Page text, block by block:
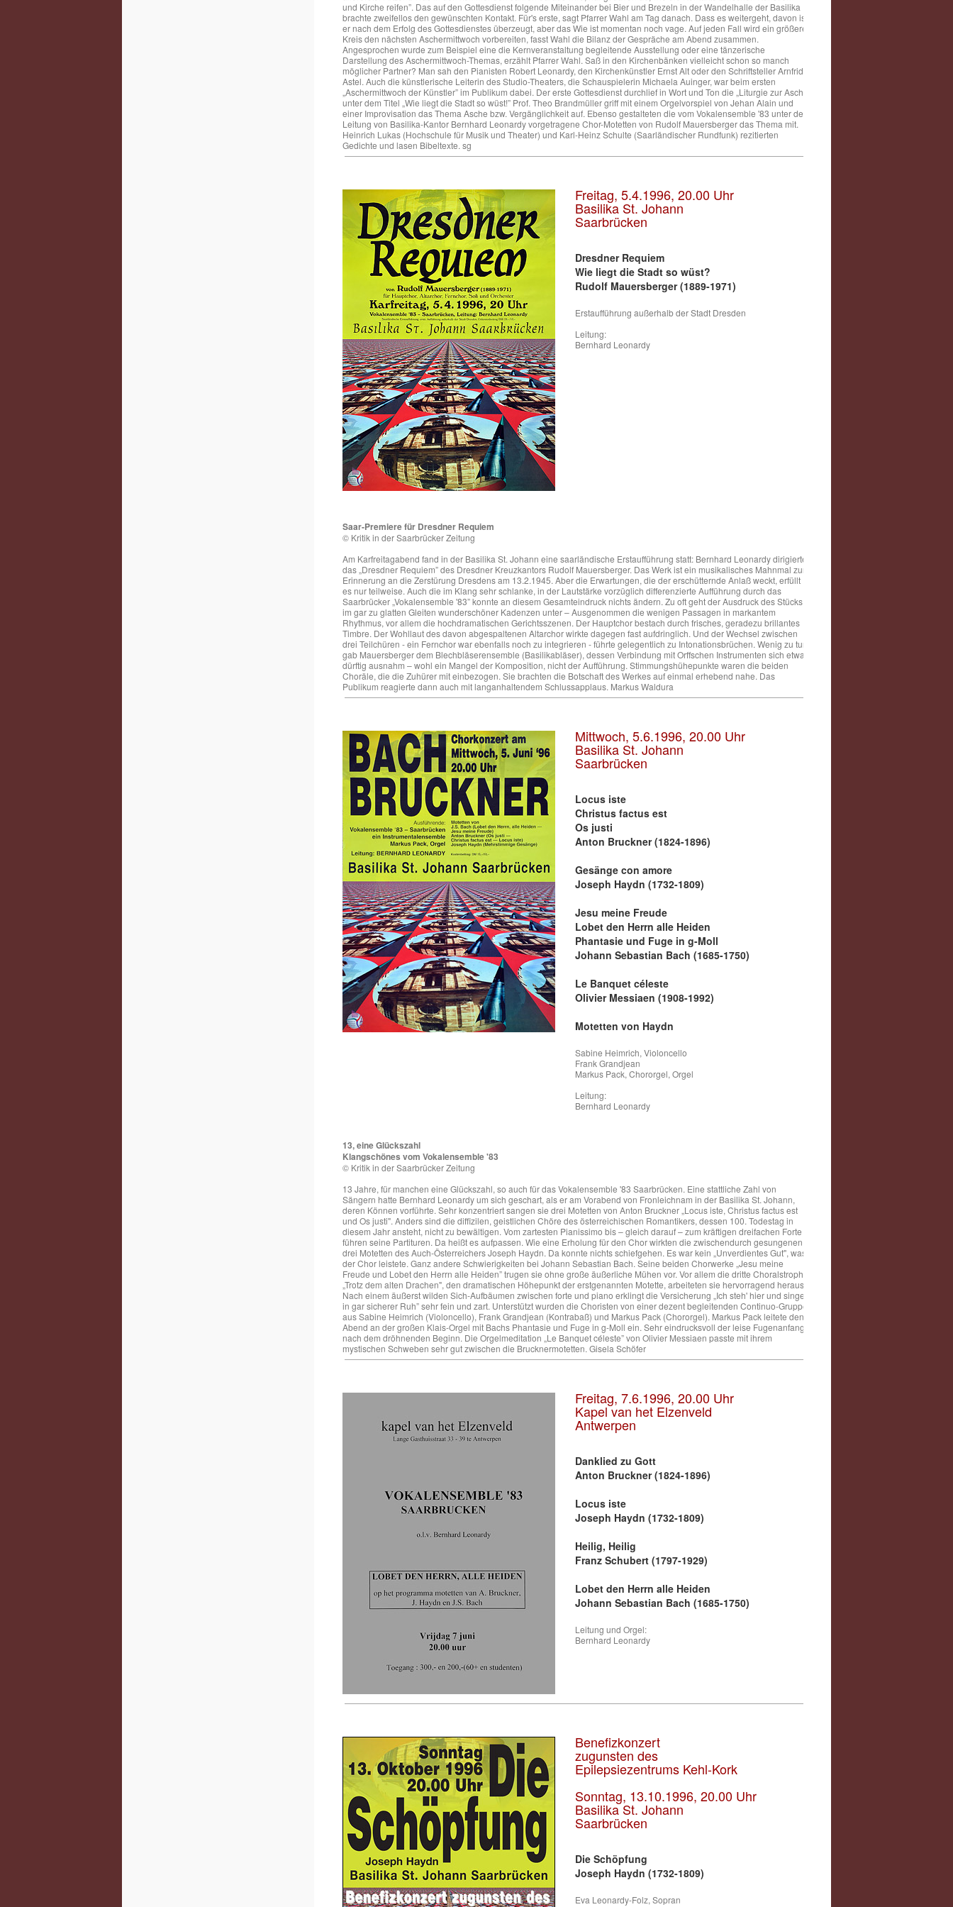
und Kirche reifen”. Das auf den Gottesdienst folgende Miteinander bei Bier und Brezeln in der Wandelhalle der Basilika
brachte zweifellos den gewünschten Kontakt. Für's erste, sagt Pfarrer Wahl am Tag danach. Dass es weitergeht, davon ist
er nach dem Erfolg des Gottesdienstes überzeugt, aber das Wie ist momentan noch vage. Auf jeden Fall wird ein größerer
Kreis den nächsten Aschermittwoch vorbereiten, fasst Wahl die Bilanz der Gespräche am Abend zusammen.
Angesprochen wurde zum Beispiel eine die Kernveranstaltung begleitende Ausstellung oder eine tänzerische
Darstellung des Aschermittwoch-Themas, erzählt Pfarrer Wahl. Saß in den Kirchenbänken vielleicht schon so manch
möglicher Partner? Man sah den Pianisten Robert Leonardy, den Kirchenkünstler Ernst Alt oder den Schriftsteller Arnfrid
Astel. Auch die künstlerische Leiterin des Studio-Theaters, die Schauspielerin Michaela Auinger, war beim ersten
„Aschermittwoch der Künstler” im Publikum dabei. Der erste Gottesdienst durchlief in Wort und Ton die „Liturgie zur Asche
unter dem Titel „Wie liegt die Stadt so wüst!” Prof. Theo Brandmüller griff mit einem Orgelvorspiel von Jehan Alain und
einer Improvisation das Thema Asche bzw. Vergänglichkeit auf. Ebenso gestalteten die vom Vokalensemble '83 unter der
Leitung von Basilika-Kantor Bernhard Leonardy vorgetragene Chor-Motetten von Rudolf Mauersberger das Thema mit.
Heinrich Lukas (Hochschule für Musik und Theater) und Karl-Heinz Schulte (Saarländischer Rundfunk) rezitierten
Gedichte und lasen Bibeltexte. sg
Freitag, 5.4.1996, 20.00 Uhr
Basilika St. Johann
Saarbrücken
Dresdner Requiem
Wie liegt die Stadt so wüst?
Rudolf Mauersberger (1889-1971)
Erstaufführung außerhalb der Stadt Dresden
Leitung:
Bernhard Leonardy
Saar-Premiere für Dresdner Requiem
© Kritik in der Saarbrücker Zeitung
Am Karfreitagabend fand in der Basilika St. Johann eine saarländische Erstaufführung statt: Bernhard Leonardy dirigierte
das „Dresdner Requiem” des Dresdner Kreuzkantors Rudolf Mauersberger. Das Werk ist ein musikalisches Mahnmal zur
Erinnerung an die Zerstürung Dresdens am 13.2.1945. Aber die Erwartungen, die der erschütternde Anlaß weckt, erfüllt
es nur teilweise. Auch die im Klang sehr schlanke, in der Lautstärke vorzüglich differenzierte Aufführung durch das
Saarbrücker „Vokalensemble '83” konnte an diesem Gesamteindruck nichts ändern. Zu oft geht der Ausdruck des Stücks
im gar zu glatten Gleiten wunderschöner Kadenzen unter – Ausgenommen die wenigen Passagen in markantem
Rhythmus, vor allem die hochdramatischen Gerichtsszenen. Der Hauptchor bestach durch frisches, geradezu brillantes
Timbre. Der Wohllaut des davon abgespaltenen Altarchor wirkte dagegen fast aufdringlich. Und der Wechsel zwischen
drei Teilchüren - ein Fernchor war ebenfalls noch zu integrieren - führte gelegentlich zu Intonationsbrüchen. Wenig zu tun
gab Mauersberger dem Blechbläserensemble (Basilikabläser), dessen Verbindung mit Orffschen Instrumenten sich etwas
dürftig ausnahm – wohl ein Mangel der Komposition, nicht der Aufführung. Stimmungshühepunkte waren die beiden
Choräle, die die Zuhürer mit einbezogen. Sie brachten die Botschaft des Werkes auf einmal erhebend nahe. Das
Publikum reagierte dann auch mit langanhaltendem Schlussapplaus. Markus Waldura
Mittwoch, 5.6.1996, 20.00 Uhr
Basilika St. Johann
Saarbrücken
Locus iste
Christus factus est
Os justi
Anton Bruckner (1824-1896)
Gesänge con amore
Joseph Haydn (1732-1809)
Jesu meine Freude
Lobet den Herrn alle Heiden
Phantasie und Fuge in g-Moll
Johann Sebastian Bach (1685-1750)
Le Banquet céleste
Olivier Messiaen (1908-1992)
Motetten von Haydn
Sabine Heimrich, Violoncello
Frank Grandjean
Markus Pack, Chororgel, Orgel
Leitung:
Bernhard Leonardy
13, eine Glückszahl
Klangschönes vom Vokalensemble '83
© Kritik in der Saarbrücker Zeitung
13 Jahre, für manchen eine Glückszahl, so auch für das Vokalensemble '83 Saarbrücken. Eine stattliche Zahl von
Sängern hatte Bernhard Leonardy um sich geschart, als er am Vorabend von Fronleichnam in der Basilika St. Johann,
deren Können vorführte. Sehr konzentriert sangen sie drei Motetten von Anton Bruckner „Locus iste, Christus factus est
und Os justi". Anders sind die diffizilen, geistlichen Chöre des österreichischen Romantikers, dessen 100. Todestag in
diesem Jahr ansteht, nicht zu bewältigen. Vom zartesten Pianissimo bis – gleich darauf – zum kräftigen dreifachen Forte
führen seine Partituren. Da heißt es aufpassen. Wie eine Erholung für den Chor wirkten die zwischendurch gesungenen
drei Motetten des Auch-Österreichers Joseph Haydn. Da konnte nichts schiefgehen. Es war kein „Unverdientes Gut", was
der Chor leistete. Ganz andere Schwierigkeiten bei Johann Sebastian Bach. Seine beiden Chorwerke „Jesu meine
Freude und Lobet den Herrn alle Heiden” trugen sie ohne große äußerliche Mühen vor. Vor allem die dritte Choralstrophe
„Trotz dem alten Drachen", den dramatischen Höhepunkt der erstgenannten Motette, arbeiteten sie hervorragend heraus.
Nach einem äußerst wilden Sich-Aufbäumen zwischen forte und piano erklingt die Versicherung „Ich steh' hier und singe
in gar sicherer Ruh” sehr fein und zart. Unterstützt wurden die Choristen von einer dezent begleitenden Continuo-Gruppe
aus Sabine Heimrich (Violoncello), Frank Grandjean (Kontrabaß) und Markus Pack (Chororgel). Markus Pack leitete den
Abend an der großen Klais-Orgel mit Bachs Phantasie und Fuge in g-Moll ein. Sehr eindrucksvoll der leise Fugenanfang
nach dem dröhnenden Beginn. Die Orgelmeditation „Le Banquet céleste” von Olivier Messiaen passte mit ihrem
mystischen Schweben sehr gut zwischen die Brucknermotetten. Gisela Schöfer
Freitag, 7.6.1996, 20.00 Uhr
Kapel van het Elzenveld
Antwerpen
Danklied zu Gott
Anton Bruckner (1824-1896)
Locus iste
Joseph Haydn (1732-1809)
Heilig, Heilig
Franz Schubert (1797-1929)
Lobet den Herrn alle Heiden
Johann Sebastian Bach (1685-1750)
Leitung und Orgel:
Bernhard Leonardy
Benefizkonzert
zugunsten des
Epilepsiezentrums Kehl-Kork
Sonntag, 13.10.1996, 20.00 Uhr
Basilika St. Johann
Saarbrücken
Die Schöpfung
Joseph Haydn (1732-1809)
Eva Leonardy-Folz, Sopran